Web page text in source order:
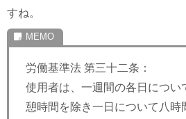
すね。
労働基準法 第三十二条：
使用者は、一週間の各日につい
憩時間を除き一日について八時